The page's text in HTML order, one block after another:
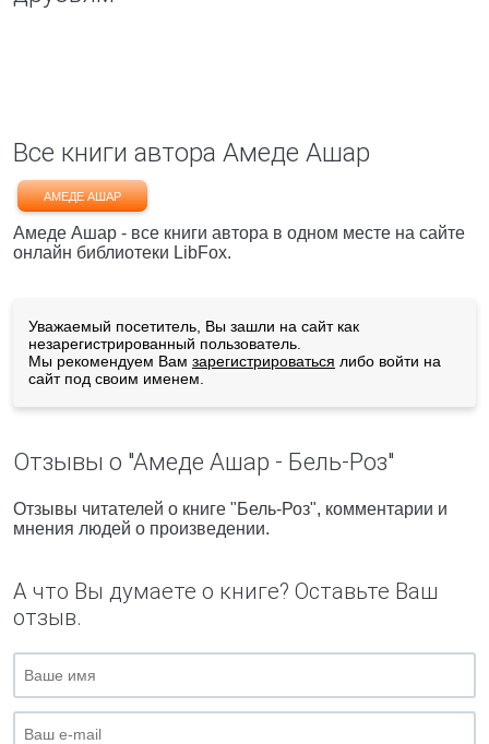
Все книги автора Амеде Ашар
АМЕДЕ АШАР
Амеде Ашар - все книги автора в одном месте на сайте
онлайн библиотеки LibFox.
Уважаемый посетитель, Вы зашли на сайт как
незарегистрированный пользователь.
Мы рекомендуем Вам зарегистрироваться либо войти на
сайт под своим именем.
Отзывы о "Амеде Ашар - Бель-Роз"
Отзывы читателей о книге "Бель-Роз", комментарии и
мнения людей о произведении.
А что Вы думаете о книге? Оставьте Ваш
отзыв.